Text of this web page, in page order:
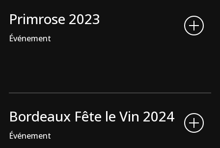
Primrose 2023
Événement
Bordeaux Fête le Vin 2024
Événement